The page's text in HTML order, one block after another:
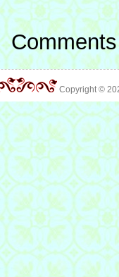
Copyright ©